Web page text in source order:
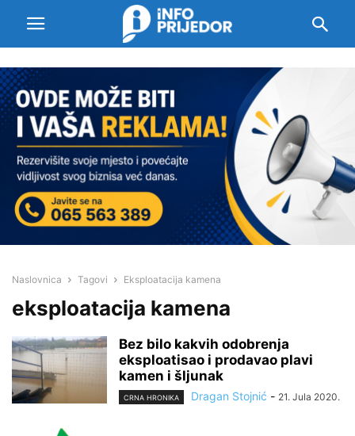
Naslovnica Tagovi Eksploatacija kamena
eksploatacija kamena
Bez bilo kakvih odobrenja
eksploatisao i prodavao plavi
kamen i šljunak
CRNA HRONIKA Dragan Stojnić - 21. Jula 2020.